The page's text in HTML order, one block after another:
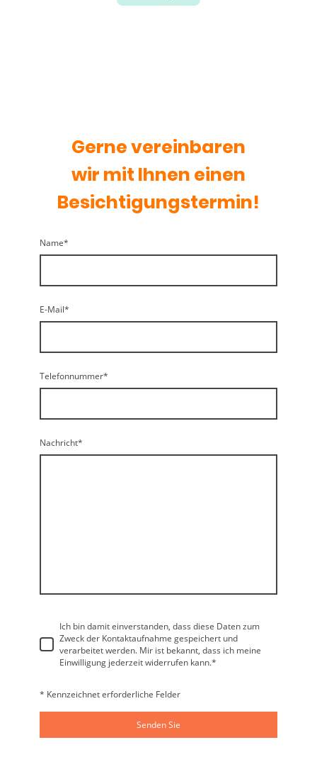
Gerne vereinbaren
wir mit Ihnen einen
Besichtigungstermin!
Name*
E-Mail*
Telefonnummer*
Nachricht*
Ich bin damit einverstanden, dass diese Daten zum
Zweck der Kontaktaufnahme gespeichert und
verarbeitet werden. Mir ist bekannt, dass ich meine
Einwilligung jederzeit widerrufen kann.*
* Kennzeichnet erforderliche Felder
Senden Sie